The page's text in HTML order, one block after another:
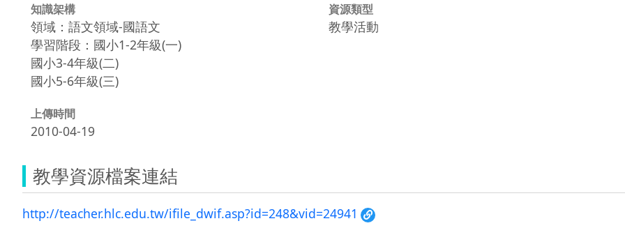
知識架構
領域：語文領域-國語文
學習階段：國小1-2年級(一)
國小3-4年級(二)
國小5-6年級(三)
資源類型
教學活動
上傳時間
2010-04-19
教學資源檔案連結
http://teacher.hlc.edu.tw/ifile_dwif.asp?id=248&vid=24941